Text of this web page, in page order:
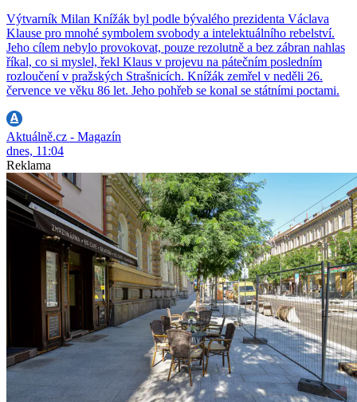
Výtvarník Milan Knížák byl podle bývalého prezidenta Václava
Klause pro mnohé symbolem svobody a intelektuálního rebelství.
Jeho cílem nebylo provokovat, pouze rezolutně a bez zábran nahlas
říkal, co si myslel, řekl Klaus v projevu na pátečním posledním
rozloučení v pražských Strašnicích. Knížák zemřel v neděli 26.
července ve věku 86 let. Jeho pohřeb se konal se státními poctami.
Aktuálně.cz - Magazín
dnes, 11:04
Reklama